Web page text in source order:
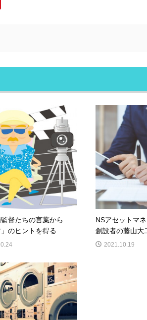
督たちの言葉から
」のヒントを得る
NSアセットマ
創設者の藤山大
2021.10.19